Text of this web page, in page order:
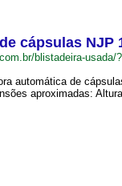
cápsulas NJP
blistadeira-
automática de
aproximadas: